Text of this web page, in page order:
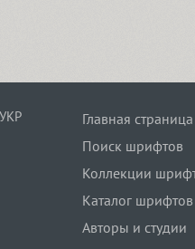
УКР
Главная страница
Поиск шрифтов
Коллекции
Каталог шрифтов
Авторы и студии